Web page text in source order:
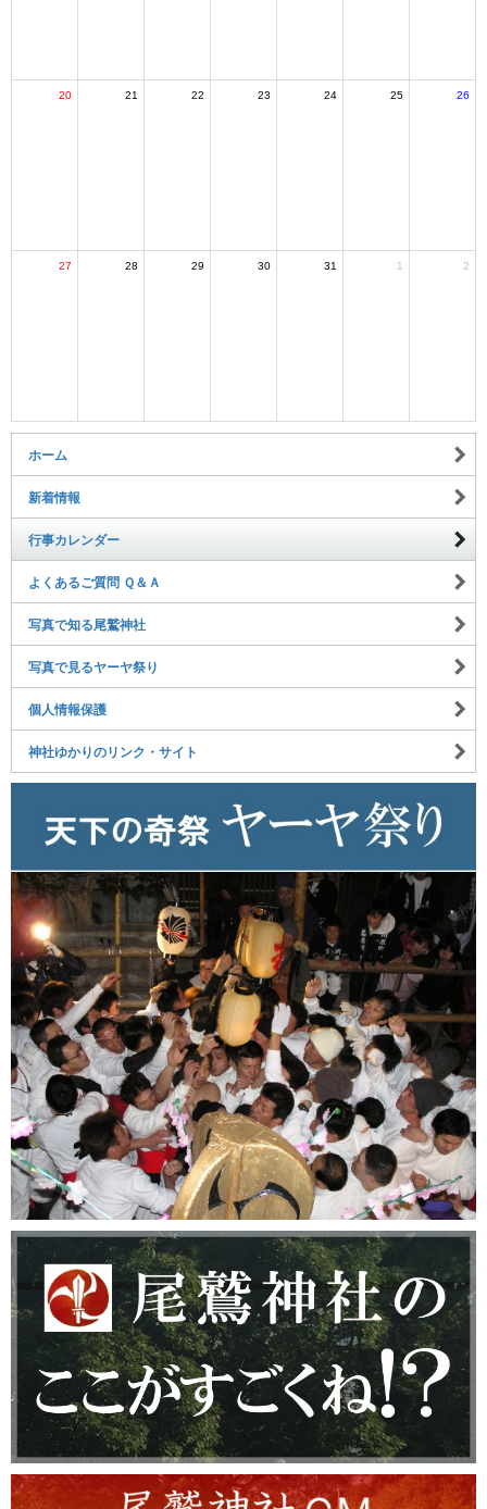
20 21 22 23 24 25 26
27 28 29 30 31 1 2
ホーム
新着情報
行事カレンダー
よくあるご質問 Ｑ＆Ａ
写真で知る尾鷲神社
写真で見るヤーヤ祭り
個人情報保護
神社ゆかりのリンク・サイト